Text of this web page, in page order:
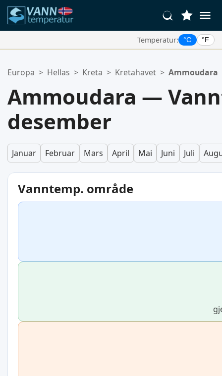
Temperatur: °C °F
Din favorittliste er tom.
Europa > Hellas > Kreta > Kretahavet > Ammoudara
Ammoudara —
desember
Januar Februar Mars April Mai Juni Juli
Vanntemp. område